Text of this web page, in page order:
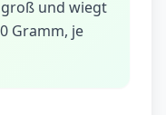
und wiegt
Gramm, je